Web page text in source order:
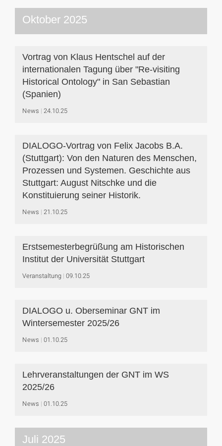
Oktober 2025
Vortrag von Klaus Hentschel auf der
internationalen Tagung über "Re-visiting
Historical Ontology" in San Sebastian
(Spanien)
News 24.10.25
DIALOGO-Vortrag von Felix Jacobs B.A.
(Stuttgart): Von den Naturen des Menschen,
Prozessen und Systemen. Geschichte aus
Stuttgart: August Nitschke und die
Konstituierung seiner Historik.
News 21.10.25
Erstsemesterbegrüßung am Historischen
Institut der Universität Stuttgart
Veranstaltung 09.10.25
DIALOGO u. Oberseminar GNT im
Wintersemester 2025/26
News 01.10.25
Lehrveranstaltungen der GNT im WS
2025/26
News 01.10.25
Juli 2025